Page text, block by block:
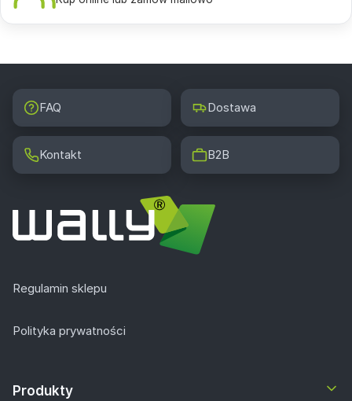
FAQ Dostawa
Kontakt B2B
Regulamin sklepu
Polityka prywatności
Produkty